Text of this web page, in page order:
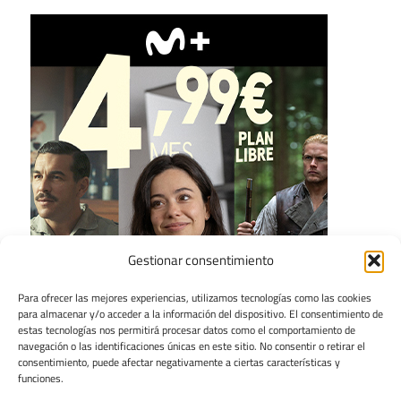
Gestionar consentimiento
Para ofrecer las mejores experiencias, utilizamos tecnologías como las cookies
para almacenar y/o acceder a la información del dispositivo. El consentimiento de
estas tecnologías nos permitirá procesar datos como el comportamiento de
navegación o las identificaciones únicas en este sitio. No consentir o retirar el
consentimiento, puede afectar negativamente a ciertas características y
funciones.